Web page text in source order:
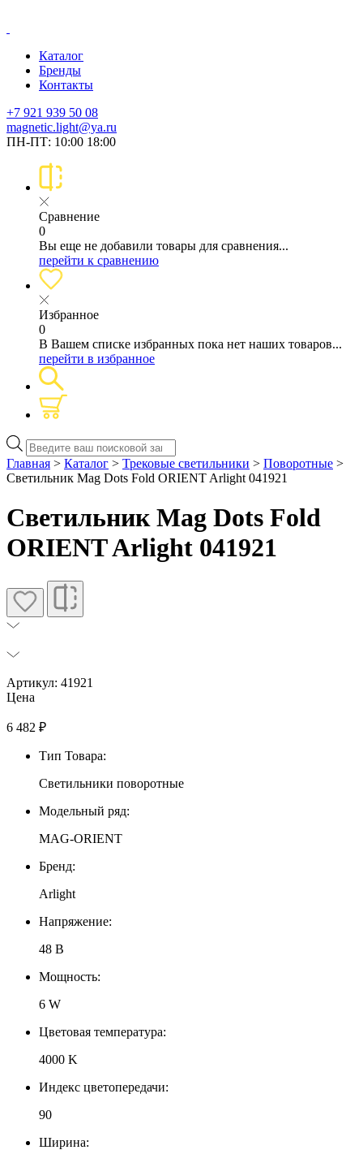
Каталог
Бренды
Контакты
+7 921 939 50 08
magnetic.light@ya.ru
ПН-ПТ: 10:00 18:00
Сравнение
0
Вы еще не добавили товары для сравнения...
перейти к сравнению
Избранное
0
В Вашем списке избранных пока нет наших товаров...
перейти в избранное
Поиск
товаров
Главная > Каталог > Трековые светильники > Поворотные >
Светильник Mag Dots Fold ORIENT Arlight 041921
Светильник Mag Dots Fold
ORIENT Arlight 041921
Артикул: 41921
Цена
6 482 ₽
Тип Товара:
Светильники поворотные
Модельный ряд:
MAG-ORIENT
Бренд:
Arlight
Напряжение:
48 В
Мощность:
6 W
Цветовая температура:
4000 K
Индекс цветопередачи:
90
Ширина: